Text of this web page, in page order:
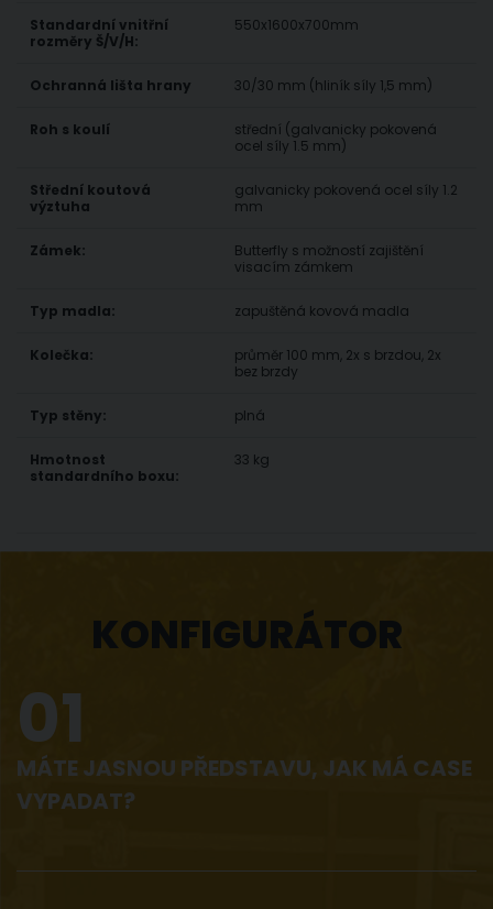
Standardní vnitřní
rozměry Š/V/H:
550x1600x700mm
Ochranná lišta hrany 30/30 mm (hliník síly 1,5 mm)
Roh s koulí
střední (galvanicky pokovená
ocel síly 1.5 mm)
Střední koutová
výztuha
galvanicky pokovená ocel síly 1.2
mm
Zámek:
Butterfly s možností zajištění
visacím zámkem
Typ madla: zapuštěná kovová madla
Kolečka:
průměr 100 mm, 2x s brzdou, 2x
bez brzdy
Typ stěny: plná
Hmotnost
standardního boxu:
33 kg
KONFIGURÁTOR
01
MÁTE JASNOU PŘEDSTAVU, JAK MÁ CASE
VYPADAT?